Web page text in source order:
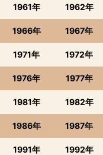
1961年 1962年
1966年 1967年
1971年 1972年
1976年 1977年
1981年 1982年
1986年 1987年
1991年 1992年